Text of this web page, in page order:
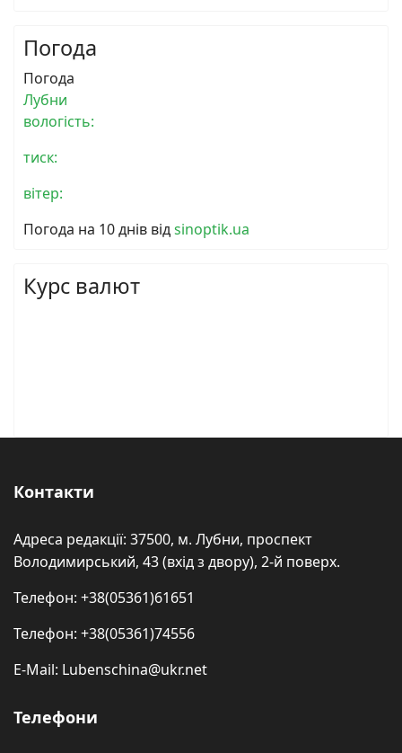
Погода
Погода
Лубни
вологість:
тиск:
вітер:
Погода на 10 днів відsinoptik.ua
Курс валют
Контакти
Адреса редакції: 37500, м. Лубни, проспект
Володимирський, 43 (вхід з двору), 2-й поверх.
Телефон: +38(05361)61651
Телефон: +38(05361)74556
E-Mail: Lubenschina@ukr.net
Телефони